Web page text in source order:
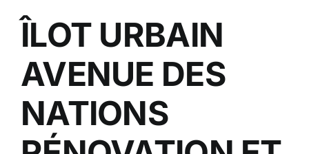
ÎLOT URBAIN
AVENUE DES
NATIONS